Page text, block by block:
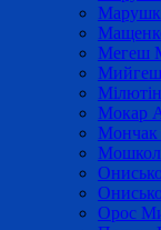
Мегеш
Мийгеш
Мокар
Мончак
Орос